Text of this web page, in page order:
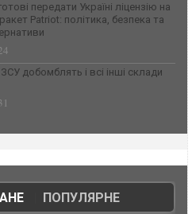
передати Україні ліцензію на
Patriot: політика, безпека та
добомблять і всі інші склади
| ПОПУЛЯРНЕ